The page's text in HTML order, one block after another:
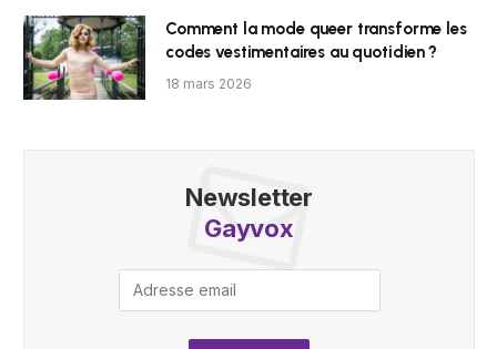
Comment la mode queer transforme les
codes vestimentaires au quotidien ?
18 mars 2026
Newsletter
Gayvox